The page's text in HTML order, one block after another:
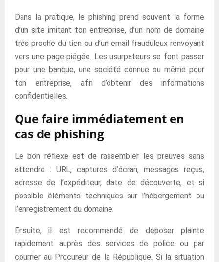
Dans la pratique, le phishing prend souvent la forme
d’un site imitant ton entreprise, d’un nom de domaine
très proche du tien ou d’un email frauduleux renvoyant
vers une page piégée. Les usurpateurs se font passer
pour une banque, une société connue ou même pour
ton entreprise, afin d’obtenir des informations
confidentielles.
Que faire immédiatement en
cas de phishing
Le bon réflexe est de rassembler les preuves sans
attendre : URL, captures d’écran, messages reçus,
adresse de l’expéditeur, date de découverte, et si
possible éléments techniques sur l’hébergement ou
l’enregistrement du domaine.
Ensuite, il est recommandé de déposer plainte
rapidement auprès des services de police ou par
courrier au Procureur de la République. Si la situation